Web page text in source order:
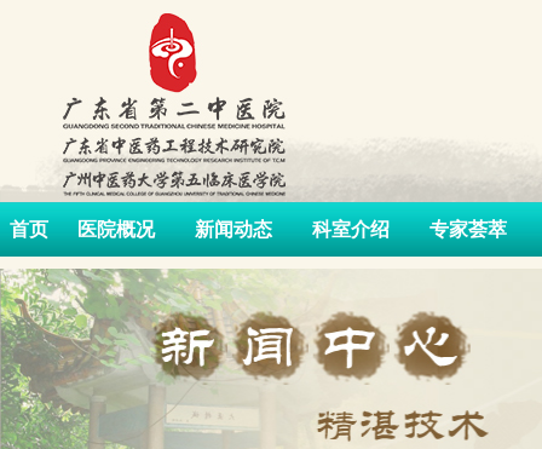
首页 医院概况 新闻动态 科室介绍 专家荟萃